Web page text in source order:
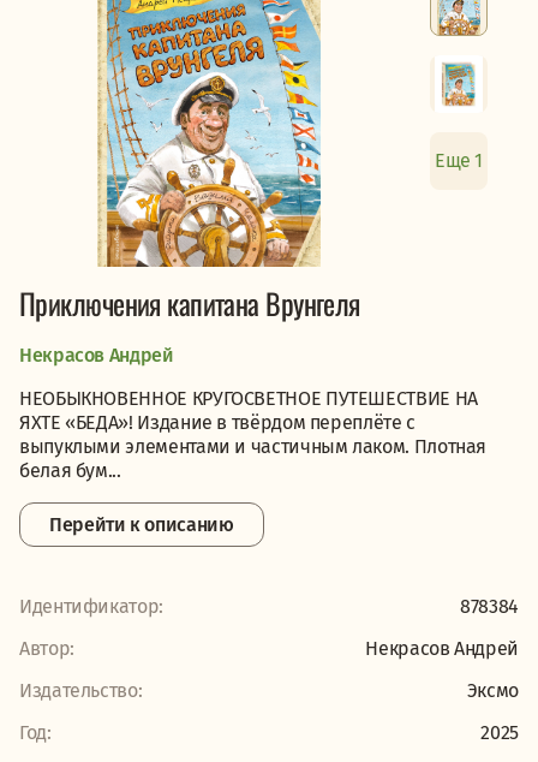
Еще 1
Приключения капитана Врунгеля
Некрасов Андрей
НЕОБЫКНОВЕННОЕ КРУГОСВЕТНОЕ ПУТЕШЕСТВИЕ НА
ЯХТЕ «БЕДА»! Издание в твёрдом переплёте с
выпуклыми элементами и частичным лаком. Плотная
белая бум...
Перейти к описанию
Идентификатор:
878384
Автор:
Некрасов Андрей
Издательство:
Эксмо
Год:
2025